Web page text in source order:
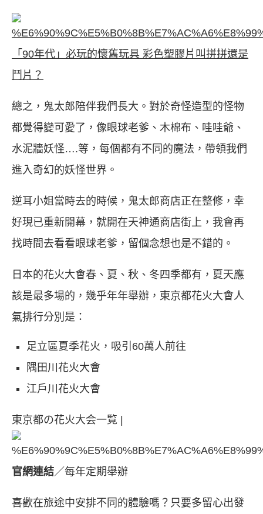
「90年代」必玩的懷舊玩具 彩色塑膠片叫拼拼還是
鬥片？
總之，鬼太郎陪伴我們長大。對於奇怪造型的怪物
都覺得變可愛了，像眼球老爹、木棉布、哇哇爺、
水泥牆妖怪….等，每個都有不同的魔法，帶領我們
進入奇幻的妖怪世界。
逆耳小姐當時去的時候，鬼太郎商店正在整修，幸
好現已重新開幕，就開在天神通商店街上，我會再
找時間去看看眼球老爹，留個念想也是不錯的。
日本的花火大會春、夏、秋、冬四季都有，夏天應
該是最多場的，幾乎年年舉辦，東京都花火大會人
氣排行分別是：
足立區夏季花火，吸引60萬人前往
隅田川花火大會
江戶川花火大會
東京都の花火大会一覧 |
官網連結／每年定期舉辦
喜歡在旅途中安排不同的體驗嗎？只要多留心出發